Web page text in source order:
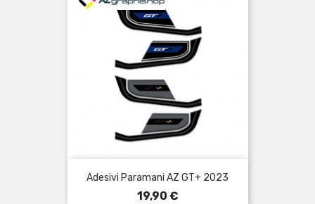
Adesivi Paramani AZ GT+ 2023
Prezzo
19,90 €